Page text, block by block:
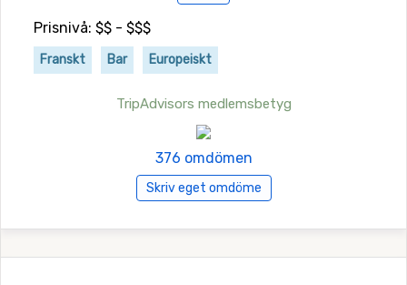
Prisnivå: $$ - $$$
Franskt Bar Europeiskt
TripAdvisors medlemsbetyg
376 omdömen
Skriv eget omdöme